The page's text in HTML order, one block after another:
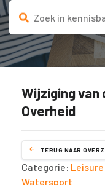
Wijziging van
Overheid
TERUG NAAR
Categorie:
Watersport